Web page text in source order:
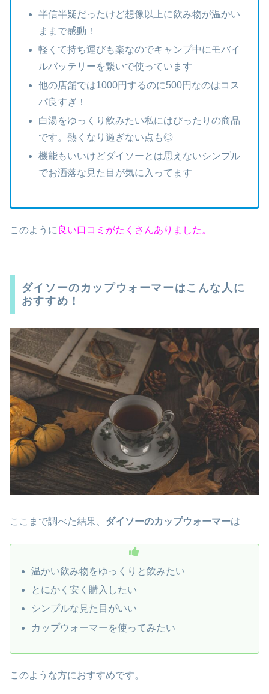
半信半疑だったけど想像以上に飲み物が温かい
ままで感動！
軽くて持ち運びも楽なのでキャンプ中にモバイ
ルバッテリーを繋いで使っています
他の店舗では1000円するのに500円なのはコス
パ良すぎ！
白湯をゆっくり飲みたい私にはぴったりの商品
です。熱くなり過ぎない点も◎
機能もいいけどダイソーとは思えないシンプル
でお洒落な見た目が気に入ってます
このように 良い口コミがたくさんありました。
ダイソーのカップウォーマーはこんな人に
おすすめ！
ここまで調べた結果、 ダイソーのカップウォーマーは
温かい飲み物をゆっくりと飲みたい
とにかく安く購入したい
シンプルな見た目がいい
カップウォーマーを使ってみたい
このような方におすすめです。